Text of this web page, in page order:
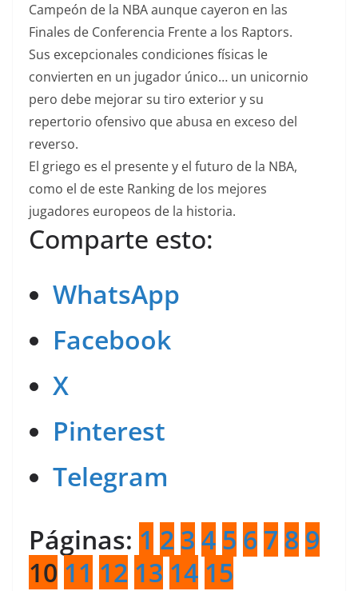
Campeón de la NBA aunque cayeron en las
Finales de Conferencia Frente a los Raptors.
Sus excepcionales condiciones físicas le
convierten en un jugador único… un unicornio
pero debe mejorar su tiro exterior y su
repertorio ofensivo que abusa en exceso del
reverso.
El griego es el presente y el futuro de la NBA,
como el de este Ranking de los mejores
jugadores europeos de la historia.
Comparte esto:
WhatsApp
Facebook
X
Pinterest
Telegram
Páginas: 1 2 3 4 5 6 7 8 9
10 11 12 13 14 15